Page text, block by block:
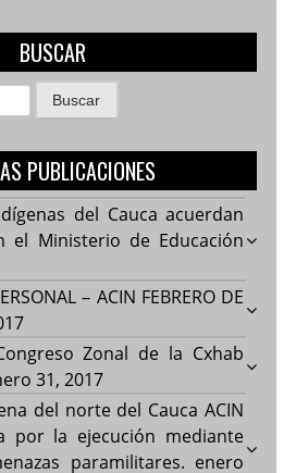
BUSCAR
PUBLICACIONES
del Cauca acuerdan
el Ministerio de Educación
– ACIN FEBRERO DE
Zonal de la Cxhab
31, 2017
del norte del Cauca ACIN
por la ejecución mediante
paramilitares. enero